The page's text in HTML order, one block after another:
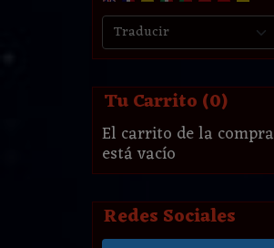
Tu Carrito (0)
El carrito de la compra
está vacío
Redes Sociales